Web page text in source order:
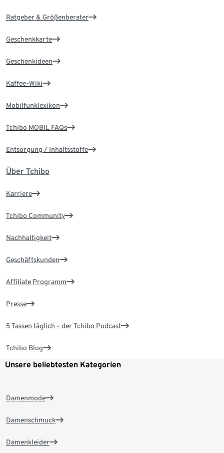
Ratgeber & Größenberater
Geschenkkarte
Geschenkideen
Kaffee-Wiki
Mobilfunklexikon
Tchibo MOBIL FAQs
Entsorgung / Inhaltsstoffe
Über Tchibo
Karriere
Tchibo Community
Nachhaltigkeit
Geschäftskunden
Affiliate Programm
Presse
5 Tassen täglich – der Tchibo Podcast
Tchibo Blog
Unsere beliebtesten Kategorien
Damenmode
Damenschmuck
Damenkleider